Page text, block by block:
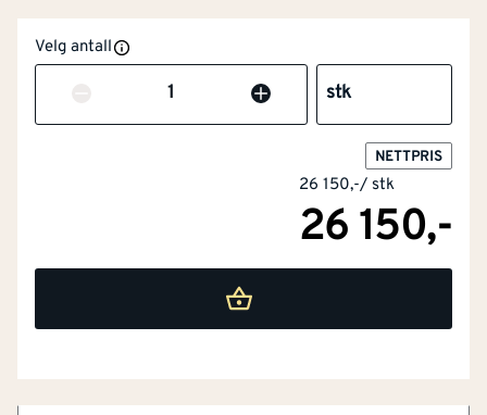
Velg antall
Antall stk
NETTPRIS
26 150,-/ stk
26 150,-
Artikkelnummer 101294621
Flott overflate og kvistfri karm
Omramming av furu og laminert finér
Tre hengsler med bakkantsikring
Bygg1 Ytterdør Stryn kombinerer tradisjonelt design
med moderne komfort og god isolasjonsevne. Den
sporfreste utsiden gir døren et klassisk uttrykk, mens
et lyst og innbydende inngangsparti. Døren er